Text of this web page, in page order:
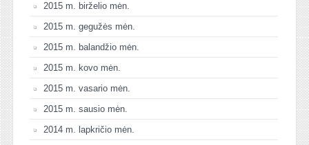
2015 m. birželio mėn.
2015 m. gegužės mėn.
2015 m. balandžio mėn.
2015 m. kovo mėn.
2015 m. vasario mėn.
2015 m. sausio mėn.
2014 m. lapkričio mėn.